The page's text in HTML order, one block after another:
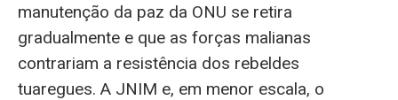
manutenção da paz da ONU se retira
gradualmente e que as forças malianas
contrariam a resistência dos rebeldes
tuaregues. A JNIM e, em menor escala, o